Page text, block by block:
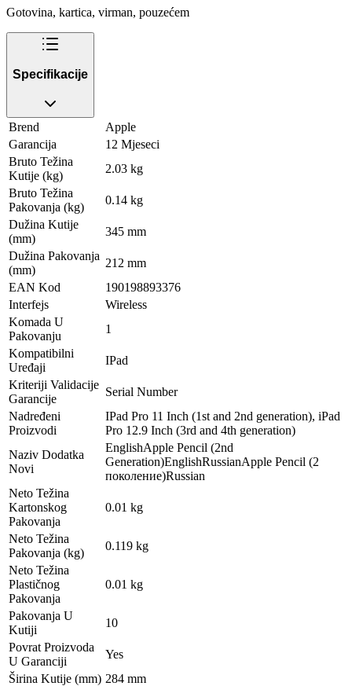
Gotovina, kartica, virman, pouzećem
Specifikacije
Brend
Apple
Garancija
12 Mjeseci
Bruto Težina
Kutije (kg)
2.03 kg
Bruto Težina
Pakovanja (kg)
0.14 kg
Dužina Kutije
(mm)
345 mm
Dužina Pakovanja
(mm)
212 mm
EAN Kod
190198893376
Interfejs
Wireless
Komada U
Pakovanju
1
Kompatibilni
Uređaji
IPad
Kriteriji Validacije
Garancije
Serial Number
Nadređeni
Proizvodi
IPad Pro 11 Inch (1st and 2nd generation), iPad
Pro 12.9 Inch (3rd and 4th generation)
Naziv Dodatka
Novi
EnglishApple Pencil (2nd
Generation)EnglishRussianApple Pencil (2
поколение)Russian
Neto Težina
Kartonskog
Pakovanja
0.01 kg
Neto Težina
Pakovanja (kg)
0.119 kg
Neto Težina
Plastičnog
Pakovanja
0.01 kg
Pakovanja U
Kutiji
10
Povrat Proizvoda
U Garanciji
Yes
Širina Kutije (mm) 284 mm